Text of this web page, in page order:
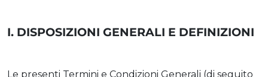
I. DISPOSIZIONI GENERALI E DEFINIZIONI
Le presenti Termini e Condizioni Generali (di seguito